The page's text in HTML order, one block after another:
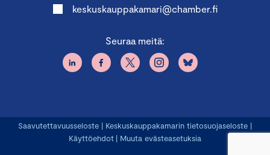
keskuskauppakamari@chamber.fi
Seuraa meitä:
Saavutettavuusseloste | Keskuskauppakamarin tietosuojaseloste |
Käyttöehdot | Muuta evästeasetuksia